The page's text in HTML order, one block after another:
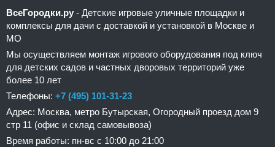
ВсеГородки.ру - Детские игровые уличные площадки и
комплексы для дачи с доставкой и установкой в Москве и
МО
Мы осуществляем монтаж игрового оборудования под ключ
для детских садов и частных дворовых территорий уже
более 10 лет
Телефоны: +7 (495) 101-31-23
Адрес: Москва, метро Бутырская, Огородный проезд дом 9
стр 11 (офис и склад самовывоза)
Время работы: пн-вс с 10:00 до 21:00